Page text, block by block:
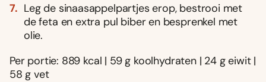
Leg de sinaasappelpartjes erop, bestrooi met
de feta en extra pul biber en besprenkel met
olie.
Per portie: 889 kcal | 59 g koolhydraten | 24 g eiwit |
58 g vet